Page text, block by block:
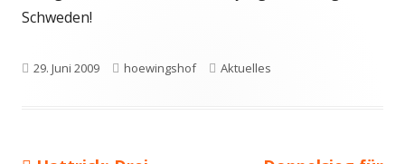
Schweden!
Veröffentlicht
29. Juni 2009 Autor
hoewingshof Schlagwörter
Aktuelles